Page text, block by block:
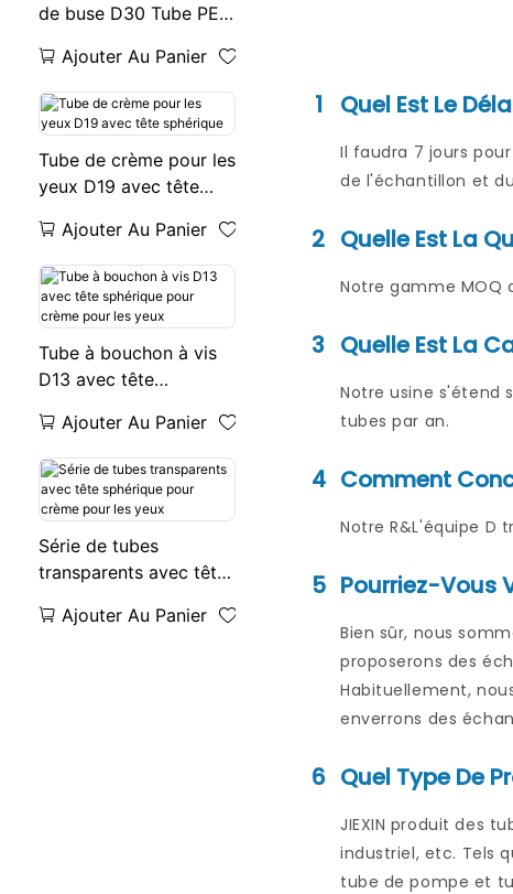
1 Quel Est Le
Il faudra 7 jours
de l'échantillon et
2 Quelle Est La
Notre gamme MOQ
3 Quelle Est La
Notre usine s'étend
tubes par an.
4 Comment
Notre R&L'équipe D
5 Pourriez-Vous
Bien sûr, nous
proposerons des
Habituellement,
enverrons des
6 Quel Type De
JIEXIN produit des
industriel, etc. Tels
tube de pompe et
de buse D30 Tube PE
les yeux
Ajouter Au Panier
Tube de crème pour les
yeux D19 avec tête
Ajouter Au Panier
Tube à bouchon à vis
D13 avec tête
pour les yeux
Ajouter Au Panier
Série de tubes
transparents avec tête
pour les yeux
Ajouter Au Panier